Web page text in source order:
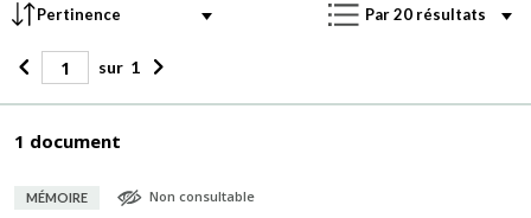
sur 1
1 document
MÉMOIRE Non consultable